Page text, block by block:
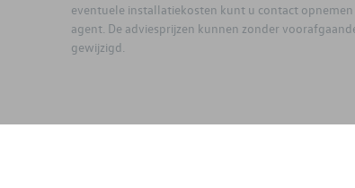
eventuele installatiekosten kunt u contact
agent. De adviesprijzen kunnen zonder
gewijzigd.